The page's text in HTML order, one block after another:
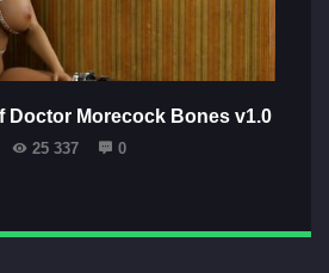
Doctor Morecock Bones v1.0
25 337 0